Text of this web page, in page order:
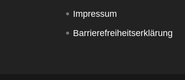
Impressum
Barrierefreiheitserklärung